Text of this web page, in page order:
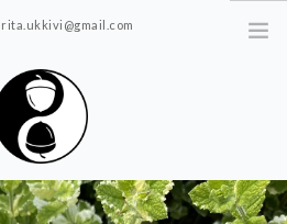
rita.ukkivi@gmail.com
STUUDIOST